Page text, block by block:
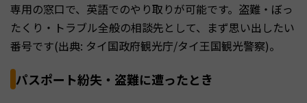
専用の窓口で、英語でのやり取りが可能です。盗難・ぼっ
たくり・トラブル全般の相談先として、まず思い出したい
番号です(出典: タイ国政府観光庁/タイ王国観光警察)。
パスポート紛失・盗難に遭ったとき